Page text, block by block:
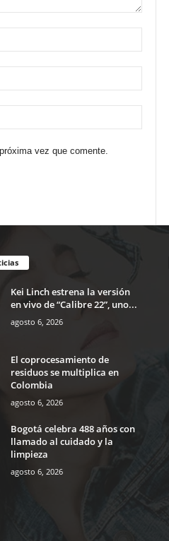
vez que comente.
Kei Linch estrena la versión
en vivo de “Calibre 22”, uno...
agosto 6, 2026
El coprocesamiento de
residuos se multiplica en
Colombia
agosto 6, 2026
Bogotá celebra 488 años con
llamado al cuidado y la
limpieza
agosto 6, 2026